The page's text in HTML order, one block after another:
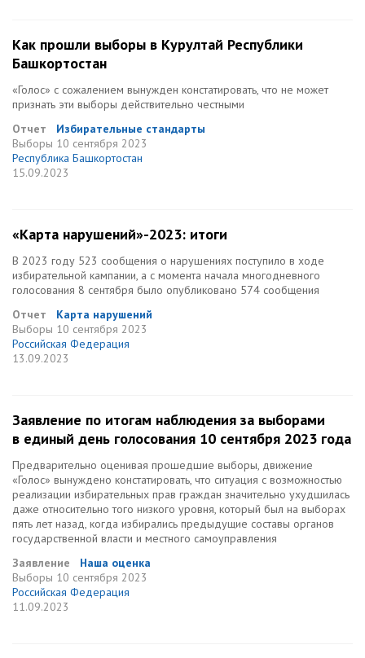
Как прошли выборы в Курултай Республики
Башкортостан
«Голос» c сожалением вынужден констатировать, что не может
признать эти выборы действительно честными
Отчет
Избирательные стандарты
Выборы 10 сентября 2023
Республика Башкортостан
15.09.2023
«Карта нарушений»-2023: итоги
В 2023 году 523 сообщения о нарушениях поступило в ходе
избирательной кампании, а с момента начала многодневного
голосования 8 сентября было опубликовано 574 сообщения
Отчет
Карта нарушений
Выборы 10 сентября 2023
Российская Федерация
13.09.2023
Заявление по итогам наблюдения за выборами
в единый день голосования 10 сентября 2023 года
Предварительно оценивая прошедшие выборы, движение
«Голос» вынуждено констатировать, что ситуация с возможностью
реализации избирательных прав граждан значительно ухудшилась
даже относительно того низкого уровня, который был на выборах
пять лет назад, когда избирались предыдущие составы органов
государственной власти и местного самоуправления
Заявление
Наша оценка
Выборы 10 сентября 2023
Российская Федерация
11.09.2023